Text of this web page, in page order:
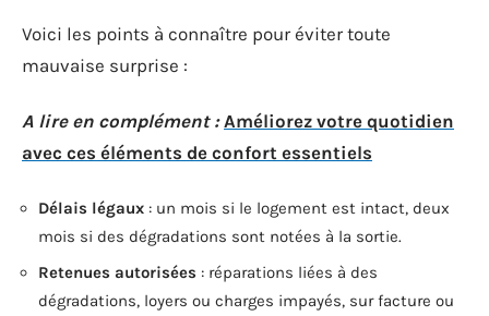
Voici les points à connaître pour éviter toute
mauvaise surprise :
A lire en complément : Améliorez votre quotidien
avec ces éléments de confort essentiels
Délais légaux : un mois si le logement est intact, deux
mois si des dégradations sont notées à la sortie.
Retenues autorisées : réparations liées à des
dégradations, loyers ou charges impayés, sur facture ou